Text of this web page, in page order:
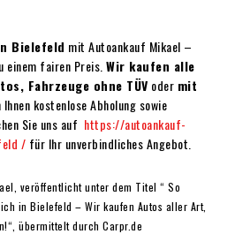
Bielefeld mit Autoankauf Mikael –
einem fairen Preis. Wir kaufen alle
Fahrzeuge ohne TÜV oder mit
Ihnen kostenlose Abholung sowie
Sie uns auf https://autoankauf-
/ für Ihr unverbindliches Angebot.
veröffentlicht unter dem Titel “ So
in Bielefeld – Wir kaufen Autos aller Art,
übermittelt durch Carpr.de